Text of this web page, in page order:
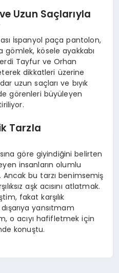
Uzun Saçlarıyla
İspanyol paça pantolon,
gömlek, kösele ayakkabı
Tayfur ve Orhan
dikkatleri üzerine
uzun saçları ve bıyık
görenleri büyüleyen
Tarzla
göre giyindiğini belirten
insanların olumlu
bu tarzı benimsemiş
aşk acısını atlatmak.
fakat karşılık
yansıtmam
o acıyı hafifletmek için
konuştu.